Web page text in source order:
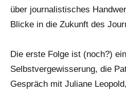
über journalistisches
Blicke in die Zukunft des
Die erste Folge ist (noch?)
Selbstvergewisserung, die
Gespräch mit Juliane